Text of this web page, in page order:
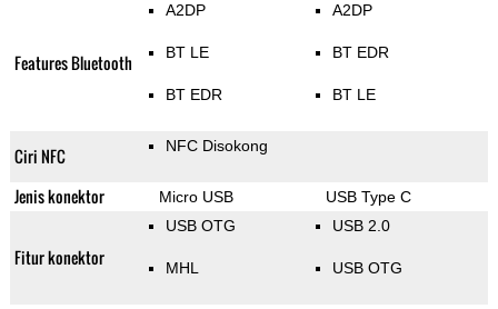
Features Bluetooth
A2DP
BT LE
BT EDR
A2DP
BT EDR
BT LE
Ciri NFC NFC Disokong
Jenis konektor Micro USB USB Type C
Fitur konektor
USB OTG
MHL
USB 2.0
USB OTG